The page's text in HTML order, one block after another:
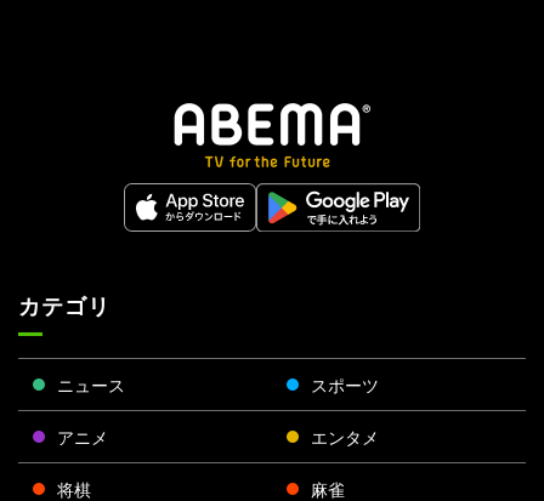
カテゴリ
ニュース スポーツ
アニメ エンタメ
将棋 麻雀